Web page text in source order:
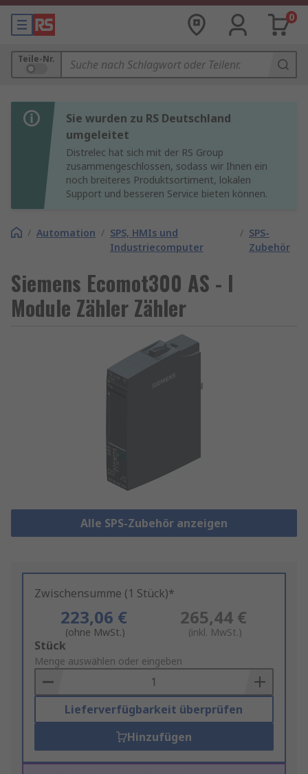
0
Teile-Nr.
Sie wurden zu RS Deutschland
umgeleitet
Distrelec hat sich mit der RS Group
zusammengeschlossen, sodass wir Ihnen ein
noch breiteres Produktsortiment, lokalen
Support und besseren Service bieten können.
/ Automation / SPS, HMIs und
Industriecomputer
/ SPS-
Zubehör
Siemens Ecomot300 AS - I
Module Zähler Zähler
Alle SPS-Zubehör anzeigen
Zwischensumme (1 Stück)*
223,06 €
(ohne MwSt.)
265,44 €
(inkl. MwSt.)
Add
to
Basket
Stück
Menge auswählen oder eingeben
Lieferverfügbarkeit überprüfen
Hinzufügen